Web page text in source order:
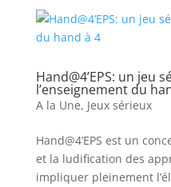
Hand@4’EPS: un jeu
l’enseignement du
A la Une, Jeux sérieux
Hand@4’EPS est un
et la ludification des
impliquer pleinement